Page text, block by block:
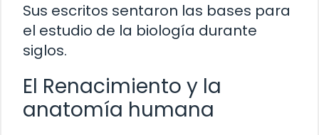
Sus escritos sentaron las bases para
el estudio de la biología durante
siglos.
El Renacimiento y la
anatomía humana